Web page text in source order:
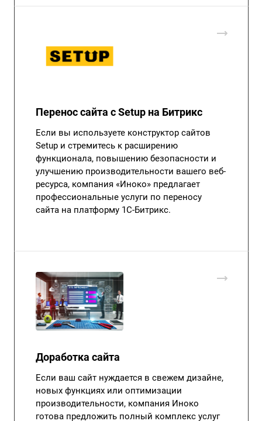
Перенос сайта с Setup на Битрикс
Если вы используете конструктор сайтов
Setup и стремитесь к расширению
функционала, повышению безопасности и
улучшению производительности вашего веб-
ресурса, компания «Иноко» предлагает
профессиональные услуги по переносу
сайта на платформу 1С-Битрикс.
Доработка сайта
Если ваш сайт нуждается в свежем дизайне,
новых функциях или оптимизации
производительности, компания Иноко
готова предложить полный комплекс услуг